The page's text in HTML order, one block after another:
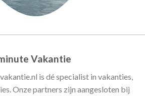
Vakantie
is dé specialist in vakanties,
Onze partners zijn aangesloten bij